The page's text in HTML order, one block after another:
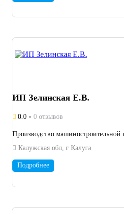
ИП Зелинская Е.В.
0.0 0 отзывов
Производство машиностроительной
Калужская обл, г Калуга
Подробнее